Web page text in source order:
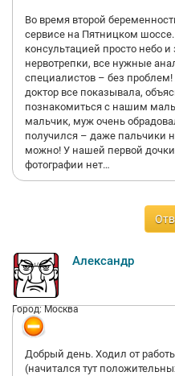
Во время второй
сервисе на Пятницком
консультацией просто небо
нервотрепки, все нужные
специалистов – без
доктор все показывала,
познакомиться с нашим
мальчик, муж очень
получился – даже пальчики
можно! У нашей первой
фотографии нет…
Александр
Город: Москва
Добрый день. Ходил от
(начитался тут